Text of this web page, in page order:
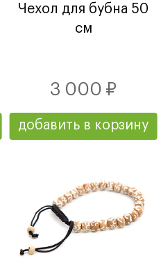
Чехол для бубна 50
см
3 000 ₽
добавить в корзину